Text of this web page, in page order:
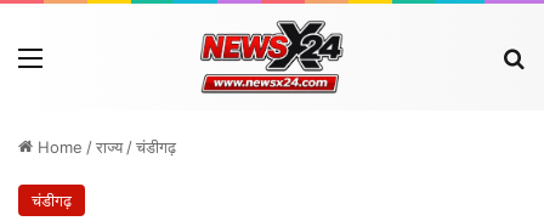
Menu
Home /राज्य /चंडीगढ़
चंडीगढ़